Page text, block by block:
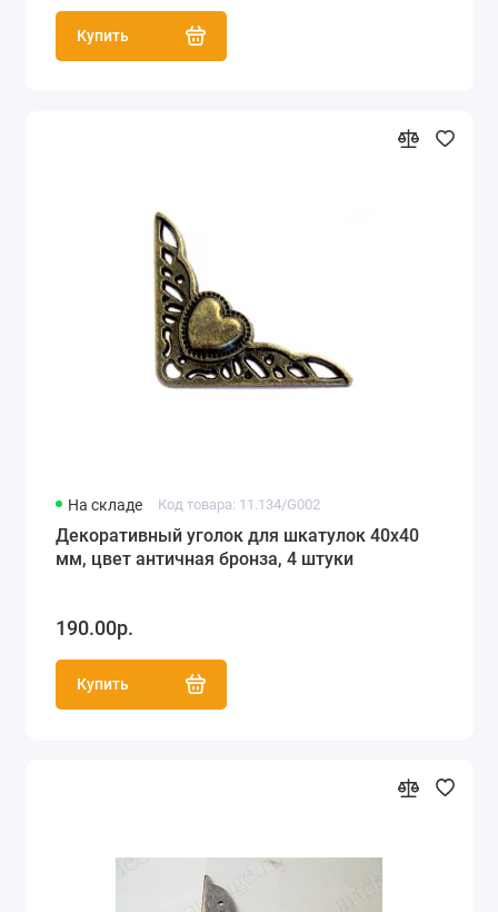
Купить
На складе Код товара: 11.134/G002
Декоративный уголок для шкатулок 40х40
мм, цвет античная бронза, 4 штуки
190.00р.
Купить